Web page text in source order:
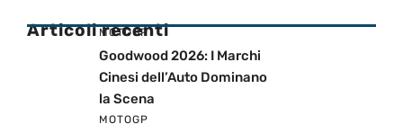
Articoli recenti
MOTOGP
Goodwood 2026: I Marchi
Cinesi dell’Auto Dominano
la Scena
MOTOGP